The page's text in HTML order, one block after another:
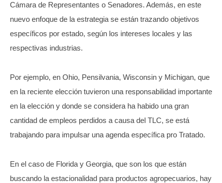
Cámara de Representantes o Senadores. Además, en este
nuevo enfoque de la estrategia se están trazando objetivos
específicos por estado, según los intereses locales y las
respectivas industrias.
Por ejemplo, en Ohio, Pensilvania, Wisconsin y Michigan, que
en la reciente elección tuvieron una responsabilidad importante
en la elección y donde se considera ha habido una gran
cantidad de empleos perdidos a causa del TLC, se está
trabajando para impulsar una agenda específica pro Tratado.
En el caso de Florida y Georgia, que son los que están
buscando la estacionalidad para productos agropecuarios, hay